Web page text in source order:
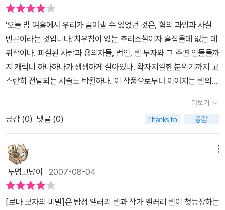
필드의 품에서 나온 핸드백의 주인인 딸 프랜시스-프랜시스는 퀸 부
자의 심문 중에 기절을 하기도 함- 그리고 아들 스탠포드 아이브스 포
프까지) 에 쳐들어간다.제13장 아버지 대 아들 또한, 제3막은제14
장 모자의 중대성 제15장 뜻밖의 고발여기에서는 고발(몬테 필드의
약혼녀라 주장하는 안젤라 루소가 벤저민 모건이 전날 찾아와 두 사
람이 싸움을 했고 벤저민이 몬테 필드를 죽여버리겠다고 욕설을 퍼부
극을 관람하러 간다-살해 당시의 상황을 재현해 본다.제17장 더 많은
모자의 출현모자들(몬테 필드의 집, 침실에서 숨겨진 공간이 발견되
고, 그 모자 안, 밴드 안에서 각각의 서류가 숨겨지고 그들의 이름이
새겨진)이 더욱 많이 등장하게 된다제18장 막다른 복도막간 - 독자에
의 도전 독자의 주의를 환기시키며-이 상황에 이르렀는데도, 전혀 감
을 잡을 수가 없으니... ㅠㅠㅠ 그리고 마지막의 종결부분에 해당하
는 제4막은제19장 퀸 총경의 재신문 퀸 경감이 다시 한 번 신문한다
제20장 마이클스의 협박장 마이클스가 편지를 한 통 쓴다-앨러리 퀸
'오늘 밤 여흥에서 우리가 끌어낼 수 있었던 것은, 혐의 과잉과 사실
빈곤이라는 것입니다.'치우침이 없는 추리소설이자 흠잡을데 없는 데
뷔작이다. 피살된 사람과 용의자들, 범인, 퀸 부자와 그 주변 인물들까
지 캐릭터 하나하나가 생생하게 살아있다. 왁자지껄한 분위기까지 고
스란히 전달되는 서술도 탁월하다. 이 작품으로부터 이어지는 퀸의
더보기
공감 (0) 댓글 (0)
투명고냥이 2007-08-04
[로마 모자의 비밀]은 탐정 앨러리 퀸과 작가 앨러리 퀸이 첫등장하는